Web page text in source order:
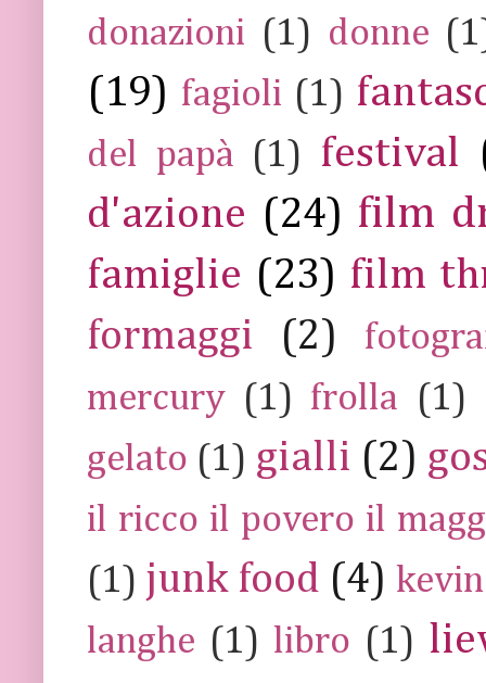
donazioni (1) donne
(19) fagioli (1)
del papà (1) festival
d'azione (24) film
famiglie (23) film
formaggi
(2)
mercury (1) frolla (1)
gelato (1) gialli (2)
il ricco il povero il
(1) junk food (4)
langhe (1) libro (1)